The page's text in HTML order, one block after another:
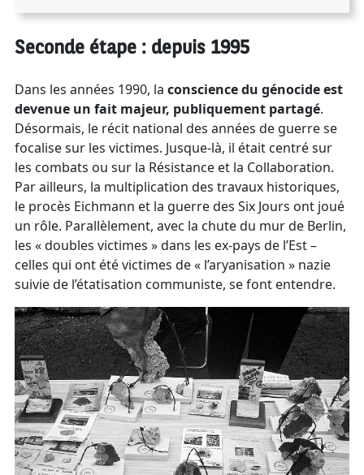
Seconde étape : depuis 1995
Dans les années 1990, la conscience du génocide est
devenue un fait majeur, publiquement partagé.
Désormais, le récit national des années de guerre se
focalise sur les victimes. Jusque-là, il était centré sur
les combats ou sur la Résistance et la Collaboration.
Par ailleurs, la multiplication des travaux historiques,
le procès Eichmann et la guerre des Six Jours ont joué
un rôle. Parallèlement, avec la chute du mur de Berlin,
les « doubles victimes » dans les ex-pays de l’Est –
celles qui ont été victimes de « l’aryanisation » nazie
suivie de l’étatisation communiste, se font entendre.